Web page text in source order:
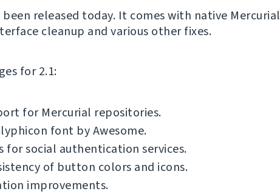
been released today. It comes with native Mercurial
cleanup and various other fixes.
for 2.1:
for Mercurial repositories.
font by Awesome.
for social authentication services.
of button colors and icons.
improvements.